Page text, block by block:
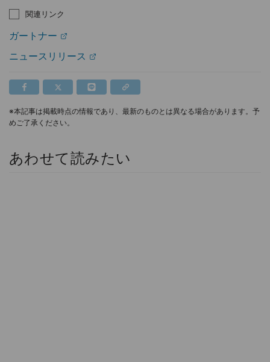
関連リンク
ガートナー
ニュースリリース
※本記事は掲載時点の情報であり、最新のものとは異なる場合があります。予
めご了承ください。
あわせて読みたい